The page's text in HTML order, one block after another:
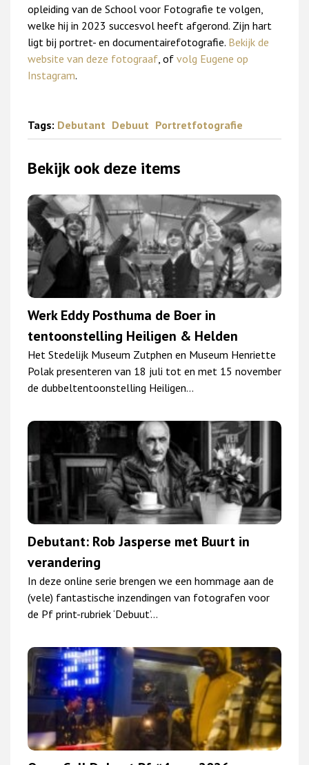
opleiding van de School voor Fotografie te volgen,
welke hij in 2023 succesvol heeft afgerond. Zijn hart
ligt bij portret- en documentairefotografie. Bekijk de
website van deze fotograaf , of volg Eugene op
Instagram.
Tags: Debutant Debuut Portretfotografie
Bekijk ook deze items
Werk Eddy Posthuma de Boer in
tentoonstelling Heiligen & Helden
Het Stedelijk Museum Zutphen en Museum Henriette
Polak presenteren van 18 juli tot en met 15 november
de dubbeltentoonstelling Heiligen…
Debutant: Rob Jasperse met Buurt in
verandering
In deze online serie brengen we een hommage aan de
(vele) fantastische inzendingen van fotografen voor
de Pf print-rubriek ‘Debuut’…